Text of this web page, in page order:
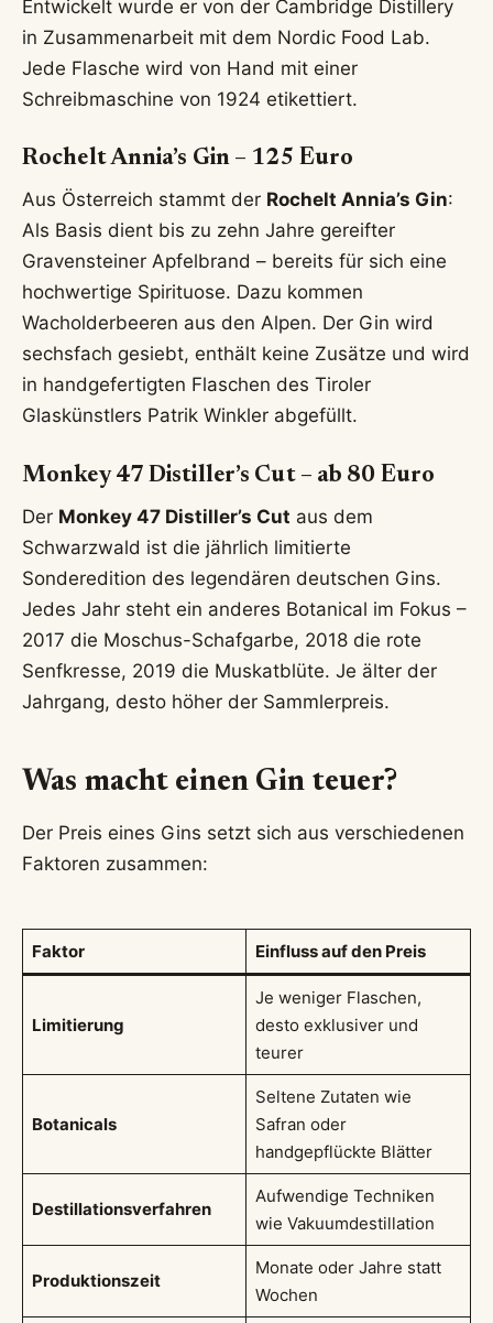
Entwickelt wurde er von der Cambridge Distillery
in Zusammenarbeit mit dem Nordic Food Lab.
Jede Flasche wird von Hand mit einer
Schreibmaschine von 1924 etikettiert.
Rochelt Annia’s Gin – 125 Euro
Aus Österreich stammt der Rochelt Annia’s Gin:
Als Basis dient bis zu zehn Jahre gereifter
Gravensteiner Apfelbrand – bereits für sich eine
hochwertige Spirituose. Dazu kommen
Wacholderbeeren aus den Alpen. Der Gin wird
sechsfach gesiebt, enthält keine Zusätze und wird
in handgefertigten Flaschen des Tiroler
Glaskünstlers Patrik Winkler abgefüllt.
Monkey 47 Distiller’s Cut – ab 80 Euro
Der Monkey 47 Distiller’s Cut aus dem
Schwarzwald ist die jährlich limitierte
Sonderedition des legendären deutschen Gins.
Jedes Jahr steht ein anderes Botanical im Fokus –
2017 die Moschus-Schafgarbe, 2018 die rote
Senfkresse, 2019 die Muskatblüte. Je älter der
Jahrgang, desto höher der Sammlerpreis.
Was macht einen Gin teuer?
Der Preis eines Gins setzt sich aus verschiedenen
Faktoren zusammen:
Faktor Einfluss auf den Preis
Limitierung
Je weniger Flaschen,
desto exklusiver und
teurer
Botanicals
Seltene Zutaten wie
Safran oder
handgepflückte Blätter
Destillationsverfahren
Aufwendige Techniken
wie Vakuumdestillation
Produktionszeit
Monate oder Jahre statt
Wochen